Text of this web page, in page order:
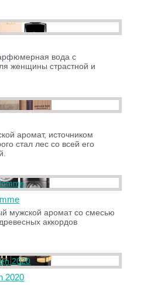
вода с
женщины страстной и
аромат, источником
стал лес со всей его
мужской аромат со смесью
аккордов
2020